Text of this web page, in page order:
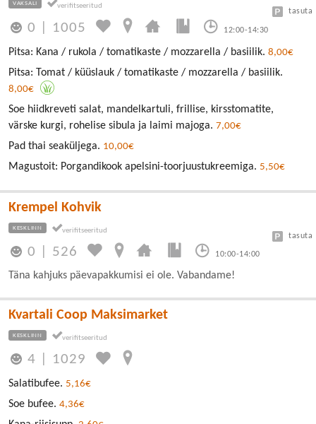
VAKSALI
0 1005 12:00-14:30
tasuta
Pitsa: Kana / rukola / tomatikaste / mozzarella / basiilik. 8,00€
Pitsa: Tomat / küüslauk / tomatikaste / mozzarella / basiilik.
8,00€
Soe hiidkreveti salat, mandelkartuli, frillise, kirsstomatite,
värske kurgi, rohelise sibula ja laimi majoga. 7,00€
Pad thai seaküljega. 10,00€
Magustoit: Porgandikook apelsini-toorjuustukreemiga. 5,50€
Krempel Kohvik
KESKLINN
0 526 10:00-14:00
tasuta
Täna kahjuks päevapakkumisi ei ole. Vabandame!
Kvartali Coop Maksimarket
KESKLINN
4 1029
Salatibufee. 5,16€
Soe bufee. 4,36€